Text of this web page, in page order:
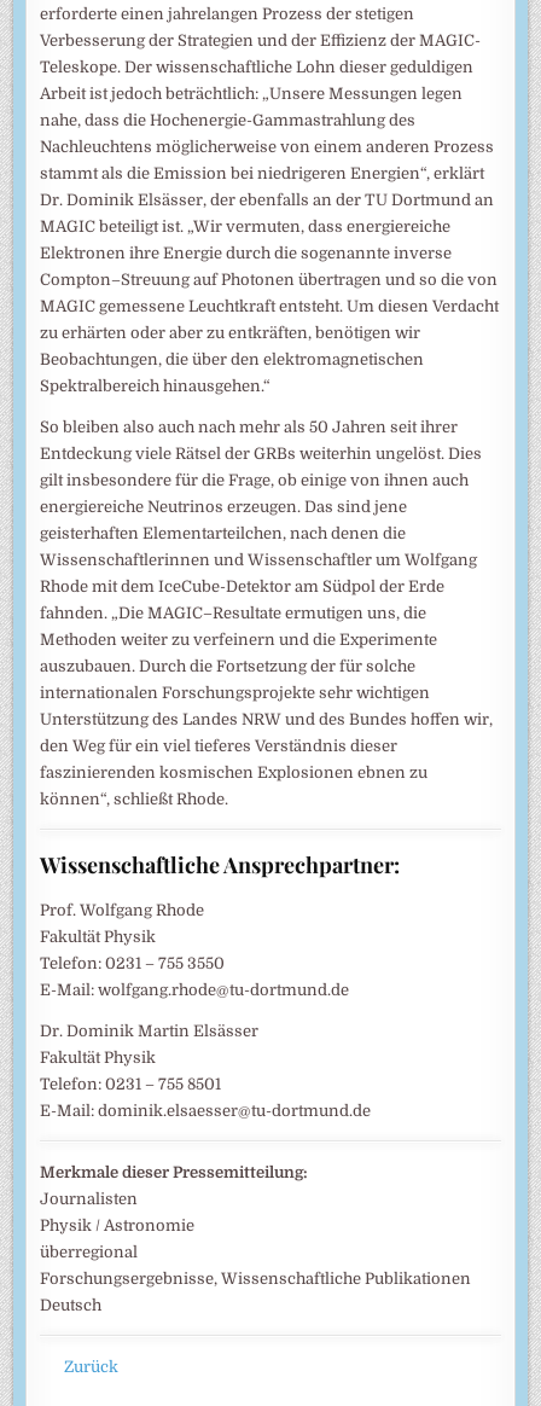
erforderte einen jahrelangen Prozess der stetigen
Verbesserung der Strategien und der Effizienz der MAGIC-
Teleskope. Der wissenschaftliche Lohn dieser geduldigen
Arbeit ist jedoch beträchtlich: „Unsere Messungen legen
nahe, dass die Hochenergie-Gammastrahlung des
Nachleuchtens möglicherweise von einem anderen Prozess
stammt als die Emission bei niedrigeren Energien“, erklärt
Dr. Dominik Elsässer, der ebenfalls an der TU Dortmund an
MAGIC beteiligt ist. „Wir vermuten, dass energiereiche
Elektronen ihre Energie durch die sogenannte inverse
Compton–Streuung auf Photonen übertragen und so die von
MAGIC gemessene Leuchtkraft entsteht. Um diesen Verdacht
zu erhärten oder aber zu entkräften, benötigen wir
Beobachtungen, die über den elektromagnetischen
Spektralbereich hinausgehen.“
So bleiben also auch nach mehr als 50 Jahren seit ihrer
Entdeckung viele Rätsel der GRBs weiterhin ungelöst. Dies
gilt insbesondere für die Frage, ob einige von ihnen auch
energiereiche Neutrinos erzeugen. Das sind jene
geisterhaften Elementarteilchen, nach denen die
Wissenschaftlerinnen und Wissenschaftler um Wolfgang
Rhode mit dem IceCube-Detektor am Südpol der Erde
fahnden. „Die MAGIC–Resultate ermutigen uns, die
Methoden weiter zu verfeinern und die Experimente
auszubauen. Durch die Fortsetzung der für solche
internationalen Forschungsprojekte sehr wichtigen
Unterstützung des Landes NRW und des Bundes hoffen wir,
den Weg für ein viel tieferes Verständnis dieser
faszinierenden kosmischen Explosionen ebnen zu
können“, schließt Rhode.
Wissenschaftliche Ansprechpartner:
Prof. Wolfgang Rhode
Fakultät Physik
Telefon: 0231 – 755 3550
E-Mail: wolfgang.rhode@tu-dortmund.de
Dr. Dominik Martin Elsässer
Fakultät Physik
Telefon: 0231 – 755 8501
E-Mail: dominik.elsaesser@tu-dortmund.de
Merkmale dieser Pressemitteilung:
Journalisten
Physik / Astronomie
überregional
Forschungsergebnisse, Wissenschaftliche Publikationen
Deutsch
Zurück